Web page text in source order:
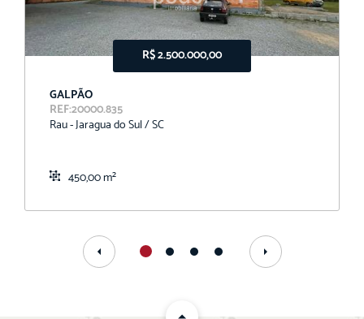
R$ 2.500.000,00
GALPÃO
REF:20000.835
Rau - Jaragua do Sul / SC
450,00 m²